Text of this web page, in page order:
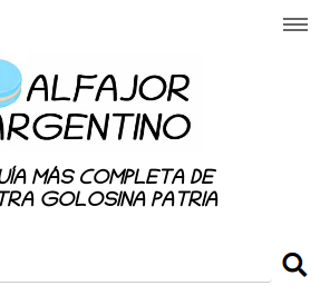
MÁS COMPLETA DE
GOLOSINA PATRIA